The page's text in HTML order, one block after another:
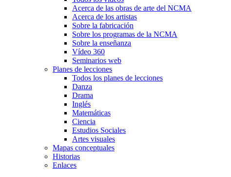
Acerca de las obras de arte del NCMA
Acerca de los artistas
Sobre la fabricación
Sobre los programas de la NCMA
Sobre la enseñanza
Vídeo 360
Seminarios web
Planes de lecciones
Todos los planes de lecciones
Danza
Drama
Inglés
Matemáticas
Ciencia
Estudios Sociales
Artes visuales
Mapas conceptuales
Historias
Enlaces